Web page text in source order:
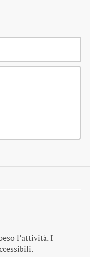
l’attività. I